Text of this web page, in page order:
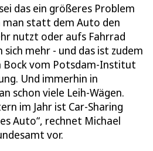
das ein größeres Problem
man statt dem Auto den
nutzt oder aufs Fahrrad
mehr - und das ist zudem
Bock vom Potsdam-Institut
Und immerhin in
schon viele Leih-Wägen.
im Jahr ist Car-Sharing
Auto“, rechnet Michael
vor.